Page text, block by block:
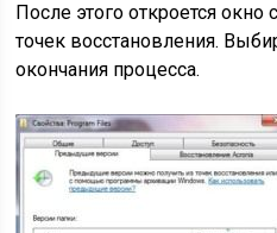
После этого откроется
точек восстановления.
окончания процесса.